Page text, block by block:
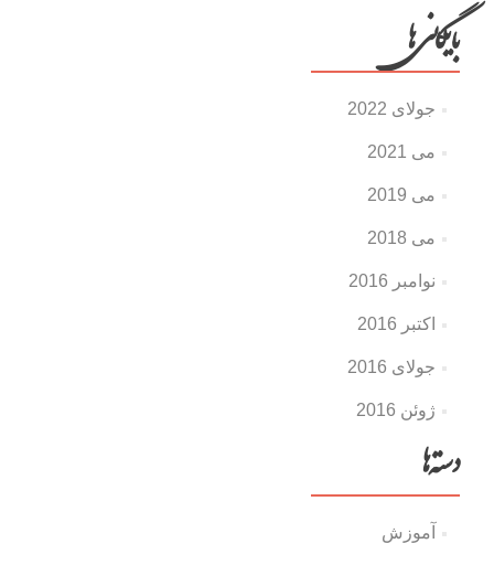
بایگانی‌ها
جولای 2022
می 2021
می 2019
می 2018
نوامبر 2016
اکتبر 2016
جولای 2016
ژوئن 2016
دسته‌ها
آموزش